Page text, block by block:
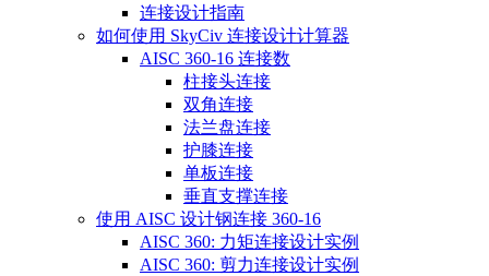
连接设计指南
如何使用 SkyCiv 连接设计计算器
AISC 360-16 连接数
柱接头连接
双角连接
法兰盘连接
护膝连接
单板连接
垂直支撑连接
使用 AISC 设计钢连接 360-16
AISC 360: 力矩连接设计实例
AISC 360: 剪力连接设计实例